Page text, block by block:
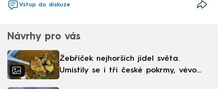
Vstup do diskuze
Návrhy pro vás
Žebříček nejhorších jídel světa.
Umístily se i tři české pokrmy, vévodí